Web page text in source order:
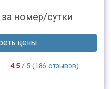
за номер/сутки
цены
4.5/ 5 (186 отзывов)